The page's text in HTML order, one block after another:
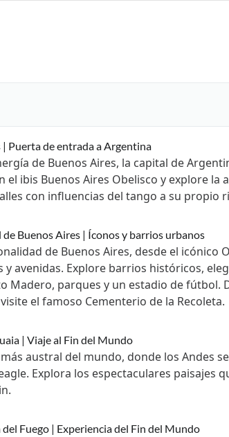
| Puerta de entrada a Argentina
de Buenos Aires, la capital de
el ibis Buenos Aires Obelisco y explore la
con influencias del tango a su propio
Buenos Aires | Íconos y barrios urbanos
de Buenos Aires, desde el icónico
y avenidas. Explore barrios históricos,
Madero, parques y un estadio de fútbol.
el famoso Cementerio de la Recoleta.
| Viaje al Fin del Mundo
austral del mundo, donde los Andes se
Explora los espectaculares paisajes
Fuego | Experiencia del Fin del Mundo